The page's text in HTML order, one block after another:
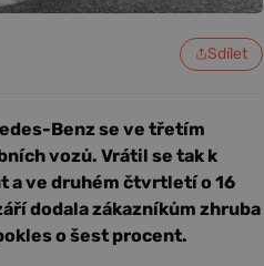
Sdílet
Benz se ve třetím
vozů. Vrátil se tak k
a ve druhém čtvrtletí o 16
dodala zákazníkům zhruba
o šest procent.